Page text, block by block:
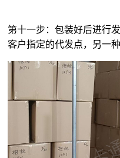
第十一步：包装好后进行
客户指定的代发点，另一